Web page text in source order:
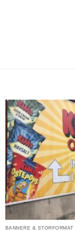
BANNERE & STORFORMAT